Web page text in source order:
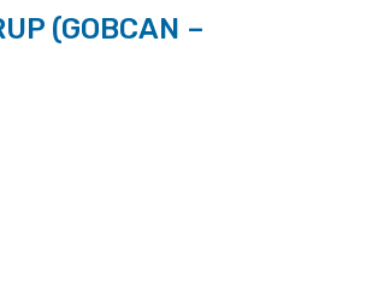
(GOBCAN –